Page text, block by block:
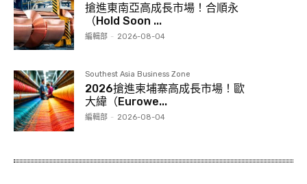
搶進東南亞高成長市場！合順永
（Hold Soon ...
編輯部 - 2026-08-04
Southest Asia Business Zone
2026搶進柬埔寨高成長市場！歐
大緯（Eurowe...
編輯部 - 2026-08-04